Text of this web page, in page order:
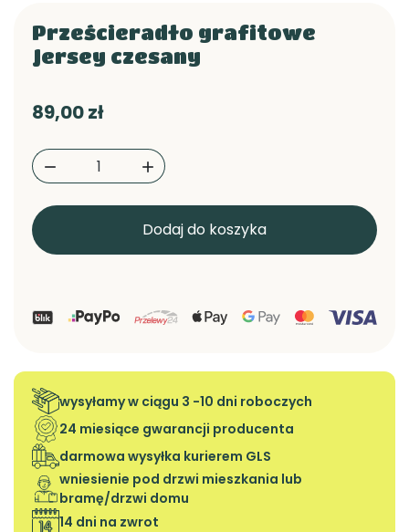
Prześcieradło grafitowe
Jersey czesany
89,00 zł
 
Dodaj do koszyka
wysyłamy w ciągu 3 -10 dni roboczych
24 miesiące gwarancji producenta
darmowa wysyłka kurierem GLS
wniesienie pod drzwi mieszkania lub
bramę/drzwi domu
14 dni na zwrot